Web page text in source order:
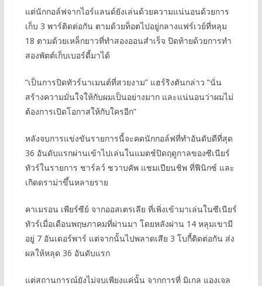
แต่นักกอล์ฟจากไอร์แลนด์ยังเล่นด้วยความแน่นอนด้วยการ
เก็บ 3 พาร์ติดต่อกัน ตามด้วยท็อตไปอยู่กลางแฟร์เวย์ที่หลุม
18 ตามด้วยเหล็กยาวที่ทำสองออนสำเร็จ ปิดท้ายด้วยการทำ
สองพัตต์เก็บเบอร์ดี้มาได้
“เป็นการปิดทัวร์นาเมนต์ที่สวยงาม” แฮร์ริงตันกล่าว “นั่น
สร้างความมั่นใจให้กับผมเป็นอย่างมาก และแน่นอนว่าผมไม่
ต้องการเปิดโอกาสให้กับใครอีก”
หลังจบการแข่งขันรายการนี้จะคดนักกอล์ฟที่ทำอันดับดีที่สุด
36 อันดับแรกผ่านเข้าไปเล่นในแมตช์ปิดฤดูกาลของซีเนียร์
ทัวร์ในรายการ ชาร์ลว์ ชวาบคัพ แชมเปียนชิพ ที่ฟีนิกซ์ และ
เกิดดราม่าขึ้นหลายราย
คาเมรอน เพียร์ซีย์ จากออสเตรเลีย ที่เพิ่งเข้ามาเล่นในซีเนียร์
ทัวร์เมื่อเดือนพฤษภาคมที่ผ่านมา โดยหลังผ่าน 14 หลุมเขามี
อยู่ 7 อันเดอร์พาร์ แต่จากนั้นไปพลาดเสีย 3 โบกี้ติดต่อกัน ส่ง
ผลให้หลุด 36 อันดับแรก
แต่สถานการณ์ยังไม่จบเพียงแค่นั้น จากการที่ มิเกล แองเจล